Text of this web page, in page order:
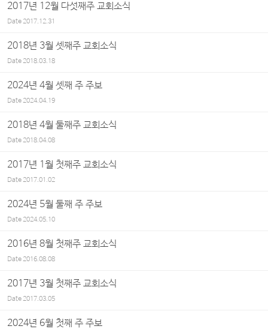
2017년 12월 다섯째주 교회소식
Date2017.12.31
2018년 3월 셋째주 교회소식
Date2018.03.18
2024년 4월 셋째 주 주보
Date2024.04.19
2018년 4월 둘째주 교회소식
Date2018.04.08
2017년 1월 첫째주 교회소식
Date2017.01.02
2024년 5월 둘째 주 주보
Date2024.05.10
2016년 8월 첫째주 교회소식
Date2016.08.08
2017년 3월 첫째주 교회소식
Date2017.03.05
2024년 6월 첫째 주 주보